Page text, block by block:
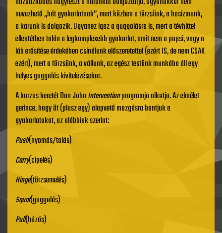
nevezhető „hát gyakorlatnak”, mert közben a törzsünk, a hasizmunk,
a karunk is dolgozik. Ugyanez igaz a guggolásra is, mert a tévhittel
ellentétben talán a legkomplexebb gyakorlat, amit nem a popsi, vagy a
láb erősítése érdekében csinálunk előszeretettel (ezért IS, de nem CSAK
ezért), mert a törzsünk, a vállunk, az egész testünk munkába áll egy
helyes guggolás kivitelezésekor.
A kurzus keretét Dan JohnInterventionprogramja alkotja. Az elmélet
gerince, hogy öt (plusz egy) alapvető mozgásra bontjuk a
gyakorlatokat, az alábbiak szerint:
Push(nyomás/tolás)
Carry(cipelés)
Hinge(törzsemelés)
Squat(guggolás)
Pull(húzás)